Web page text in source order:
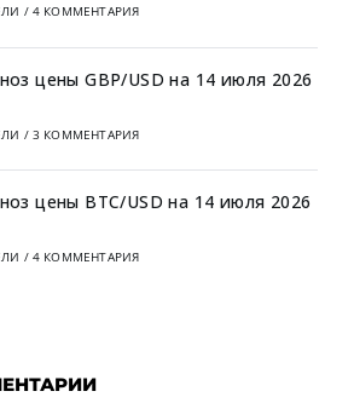
/ 4 КОММЕНТАРИЯ
цены GBP/USD на 14 июля 2026
/ 3 КОММЕНТАРИЯ
цены BTC/USD на 14 июля 2026
/ 4 КОММЕНТАРИЯ